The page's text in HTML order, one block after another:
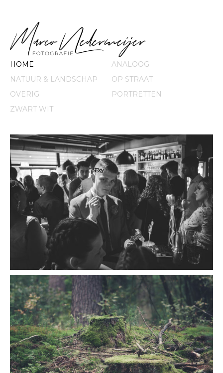
HOME
ANALOOG
NATUUR & LANDSCHAP
OP STRAAT
OVERIG
PORTRETTEN
ZWART WIT